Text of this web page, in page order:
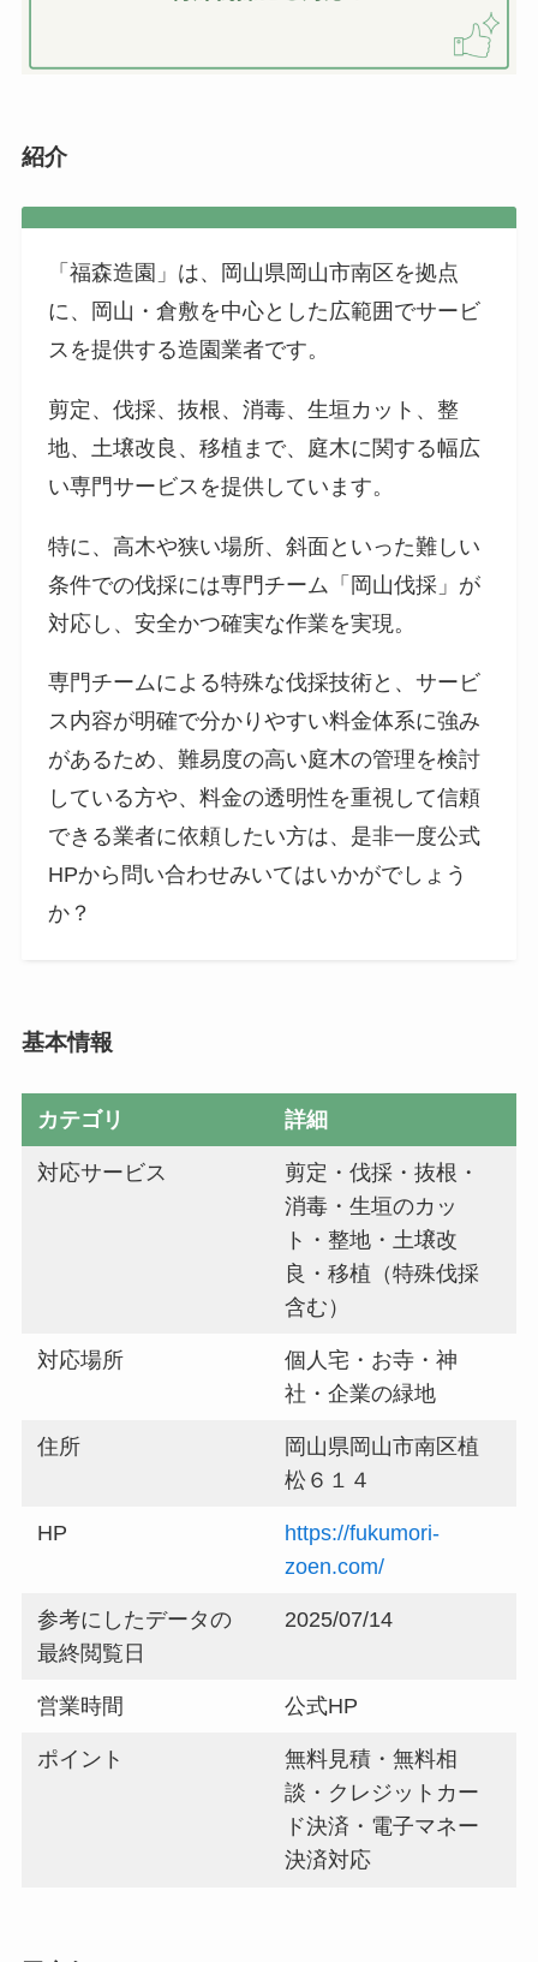
紹介
「福森造園」は、岡山県岡山市南区を拠点
に、岡山・倉敷を中心とした広範囲でサービ
スを提供する造園業者です。
剪定、伐採、抜根、消毒、生垣カット、整
地、土壌改良、移植まで、庭木に関する幅広
い専門サービスを提供しています。
特に、高木や狭い場所、斜面といった難しい
条件での伐採には専門チーム「岡山伐採」が
対応し、安全かつ確実な作業を実現。
専門チームによる特殊な伐採技術と、サービ
ス内容が明確で分かりやすい料金体系に強み
があるため、難易度の高い庭木の管理を検討
している方や、料金の透明性を重視して信頼
できる業者に依頼したい方は、是非一度公式
HPから問い合わせみいてはいかがでしょう
か？
基本情報
カテゴリ 詳細
対応サービス
剪定・伐採・抜根・
消毒・生垣のカッ
ト・整地・土壌改
良・移植（特殊伐採
含む）
対応場所
個人宅・お寺・神
社・企業の緑地
住所
岡山県岡山市南区植
松６１４
HP
https://fukumori-
zoen.com/
参考にしたデータの
最終閲覧日
2025/07/14
営業時間 公式HP
ポイント
無料見積・無料相
談・クレジットカー
ド決済・電子マネー
決済対応